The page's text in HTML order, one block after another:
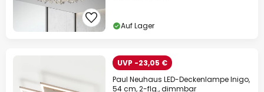
Auf Lager
UVP -23,05 €
Paul Neuhaus LED-Deckenlampe Inigo,
54 cm, 2-flg., dimmbar